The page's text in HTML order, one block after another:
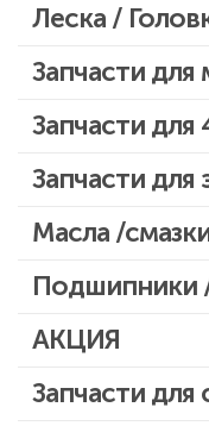
Запчасти для
Леска /
Запчасти
Запчасти
Запчасти
Двигатели,
Выключатели,
Запчасти для
Запчасти для УШМ
Масла /
Подшипники
АКЦИЯ
Скидка 50%
Запчасти